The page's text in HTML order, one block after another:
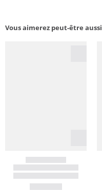
Vous aimerez peut-être aussi